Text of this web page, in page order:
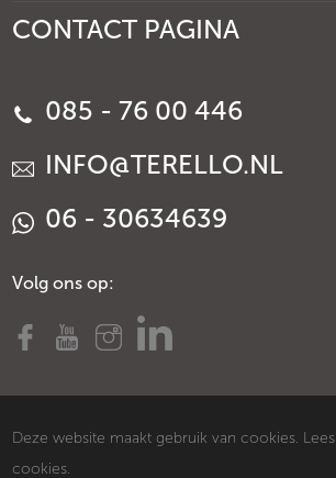
CONTACT PAGINA
085 - 76 00 446
INFO@TERELLO.NL
06 - 30634639
Volg ons op:
Deze website maakt gebruik van cookies. Lees
cookies.